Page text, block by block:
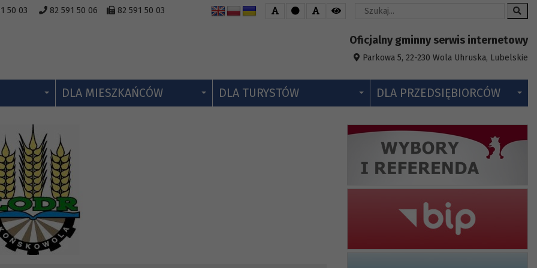
50 03 82 591 50 06 82 591 50 03
Wyszukaj
Oficjalny gminny serwis internetowy
Parkowa 5, 22-230 Wola Uhruska, Lubelskie
DLA MIESZKAŃCÓW DLA TURYSTÓW DLA PRZEDSIĘBIORCÓW